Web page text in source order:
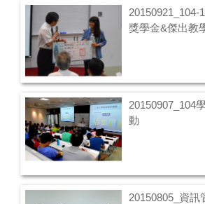
20150921_104-
獎學金&傑出教
20150907_104
動
20150805_資訊